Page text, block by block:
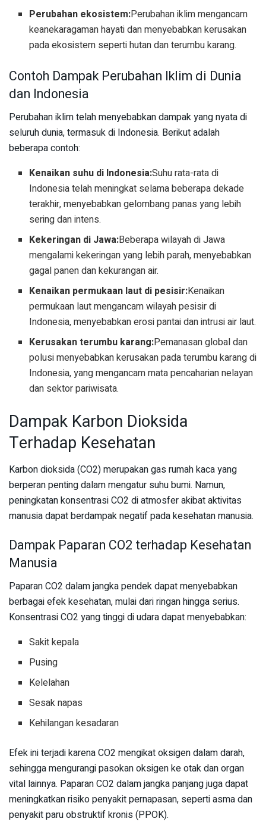
Perubahan ekosistem:Perubahan iklim mengancam
keanekaragaman hayati dan menyebabkan kerusakan
pada ekosistem seperti hutan dan terumbu karang.
Contoh Dampak Perubahan Iklim di Dunia
dan Indonesia
Perubahan iklim telah menyebabkan dampak yang nyata di
seluruh dunia, termasuk di Indonesia. Berikut adalah
beberapa contoh:
Kenaikan suhu di Indonesia:Suhu rata-rata di
Indonesia telah meningkat selama beberapa dekade
terakhir, menyebabkan gelombang panas yang lebih
sering dan intens.
Kekeringan di Jawa:Beberapa wilayah di Jawa
mengalami kekeringan yang lebih parah, menyebabkan
gagal panen dan kekurangan air.
Kenaikan permukaan laut di pesisir:Kenaikan
permukaan laut mengancam wilayah pesisir di
Indonesia, menyebabkan erosi pantai dan intrusi air laut.
Kerusakan terumbu karang:Pemanasan global dan
polusi menyebabkan kerusakan pada terumbu karang di
Indonesia, yang mengancam mata pencaharian nelayan
dan sektor pariwisata.
Dampak Karbon Dioksida
Terhadap Kesehatan
Karbon dioksida (CO2) merupakan gas rumah kaca yang
berperan penting dalam mengatur suhu bumi. Namun,
peningkatan konsentrasi CO2 di atmosfer akibat aktivitas
manusia dapat berdampak negatif pada kesehatan manusia.
Dampak Paparan CO2 terhadap Kesehatan
Manusia
Paparan CO2 dalam jangka pendek dapat menyebabkan
berbagai efek kesehatan, mulai dari ringan hingga serius.
Konsentrasi CO2 yang tinggi di udara dapat menyebabkan:
Sakit kepala
Pusing
Kelelahan
Sesak napas
Kehilangan kesadaran
Efek ini terjadi karena CO2 mengikat oksigen dalam darah,
sehingga mengurangi pasokan oksigen ke otak dan organ
vital lainnya. Paparan CO2 dalam jangka panjang juga dapat
meningkatkan risiko penyakit pernapasan, seperti asma dan
penyakit paru obstruktif kronis (PPOK).